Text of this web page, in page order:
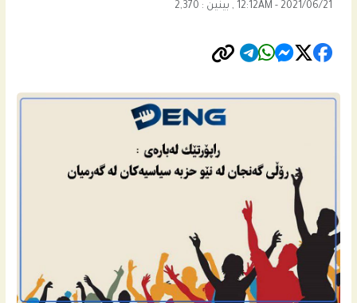
12:12AM - 2021/06/21 , بینین : 2,370